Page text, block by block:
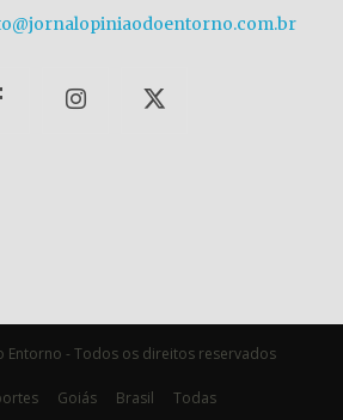
Entorno - Todos os direitos reservados
Goiás Brasil
Todas